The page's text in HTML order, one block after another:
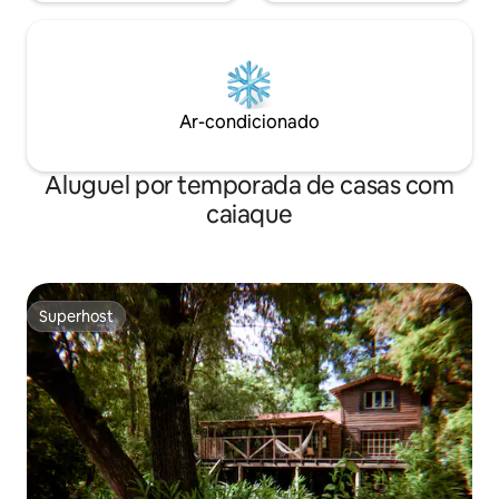
Ar-condicionado
Aluguel por temporada de casas com
caiaque
Superhost
Superhost